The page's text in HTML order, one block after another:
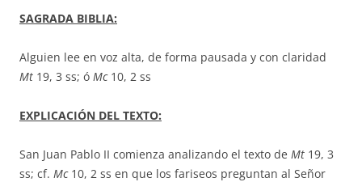
SAGRADA BIBLIA:
Alguien lee en voz alta, de forma pausada y con claridad
Mt 19, 3 ss; ó Mc10, 2 ss
EXPLICACIÓN DEL TEXTO:
San Juan Pablo II comienza analizando el texto de Mt 19, 3
ss; cf. Mc10, 2 ss en que los fariseos preguntan al Señor